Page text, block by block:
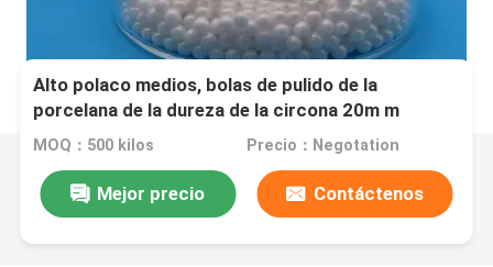
Alto polaco medios, bolas de pulido de la
porcelana de la dureza de la circona 20m m
MOQ：500 kilos Precio：Negotation
Mejor precio Contáctenos